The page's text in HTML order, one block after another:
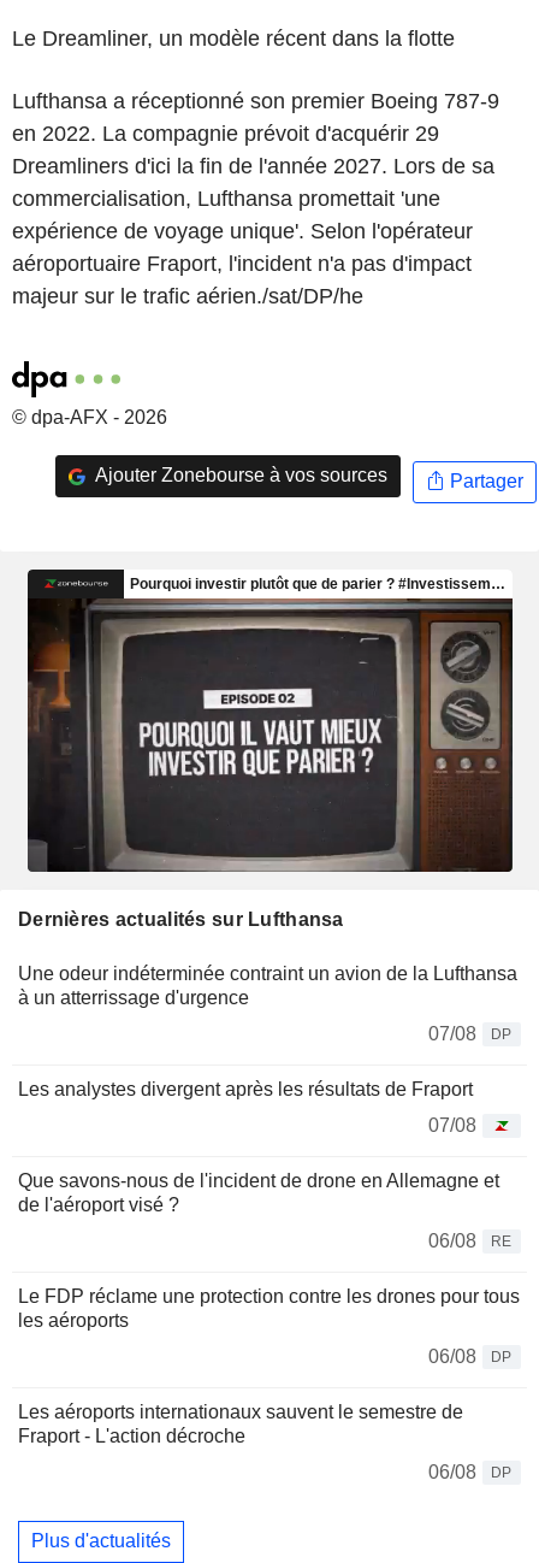
Le Dreamliner, un modèle récent dans la flotte
Lufthansa a réceptionné son premier Boeing 787-9
en 2022. La compagnie prévoit d'acquérir 29
Dreamliners d'ici la fin de l'année 2027. Lors de sa
commercialisation, Lufthansa promettait 'une
expérience de voyage unique'. Selon l'opérateur
aéroportuaire Fraport, l'incident n'a pas d'impact
majeur sur le trafic aérien./sat/DP/he
© dpa-AFX - 2026
Ajouter Zonebourse à vos sources Partager
Dernières actualités sur Lufthansa
Une odeur indéterminée contraint un avion de la Lufthansa
à un atterrissage d'urgence
07/08
DP
Les analystes divergent après les résultats de Fraport
07/08
Que savons-nous de l'incident de drone en Allemagne et
de l'aéroport visé ?
06/08
RE
Le FDP réclame une protection contre les drones pour tous
les aéroports
06/08
DP
Les aéroports internationaux sauvent le semestre de
Fraport - L'action décroche
06/08
DP
Plus d'actualités